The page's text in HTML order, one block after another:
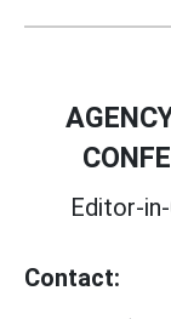
Editor-
Contact: